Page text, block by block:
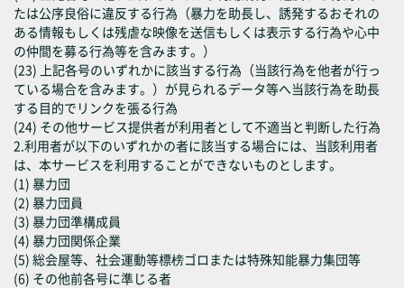
たは公序良俗に違反する行為（暴力を助長し、誘発するおそれの
ある情報もしくは残虐な映像を送信もしくは表示する行為や心中
の仲間を募る行為等を含みます。）
(23) 上記各号のいずれかに該当する行為（当該行為を他者が行っ
ている場合を含みます。）が見られるデータ等へ当該行為を助長
する目的でリンクを張る行為
(24) その他サービス提供者が利用者として不適当と判断した行為
2.利用者が以下のいずれかの者に該当する場合には、当該利用者
は、本サービスを利用することができないものとします。
(1) 暴力団
(2) 暴力団員
(3) 暴力団準構成員
(4) 暴力団関係企業
(5) 総会屋等、社会運動等標榜ゴロまたは特殊知能暴力集団等
(6) その他前各号に準じる者